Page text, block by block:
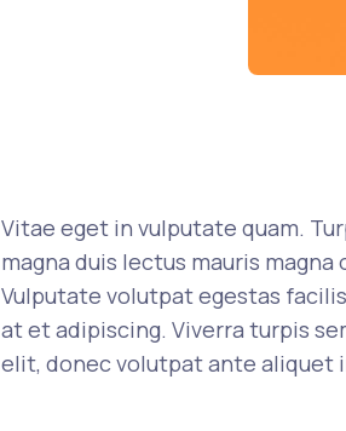
Vitae eget in vulputate quam.
magna duis lectus mauris
Vulputate volutpat egestas
at et adipiscing. Viverra turpis
elit, donec volutpat ante aliquet